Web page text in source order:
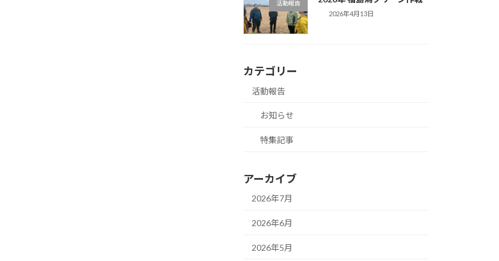
活動報告
2026年4月13日
カテゴリー
活動報告
お知らせ
特集記事
アーカイブ
2026年7月
2026年6月
2026年5月